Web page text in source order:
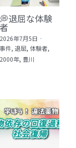
冊
ジネスモデ
術 12冊
💭退屈な体験
者
2026年7月5日 ·
事件, 退屈, 体験者,
2000年, 豊川